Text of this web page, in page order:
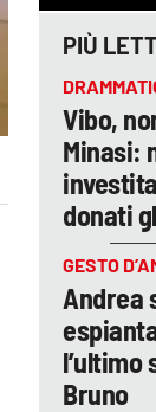
PIÙ
Vibo,
Minasi:
donati
GESTO
Andrea
l’ultimo
Bruno